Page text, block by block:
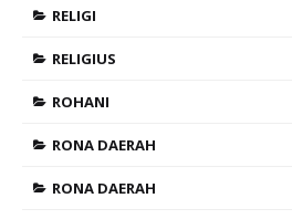
RELIGI
RELIGIUS
ROHANI
RONA DAERAH
RONA DAERAH